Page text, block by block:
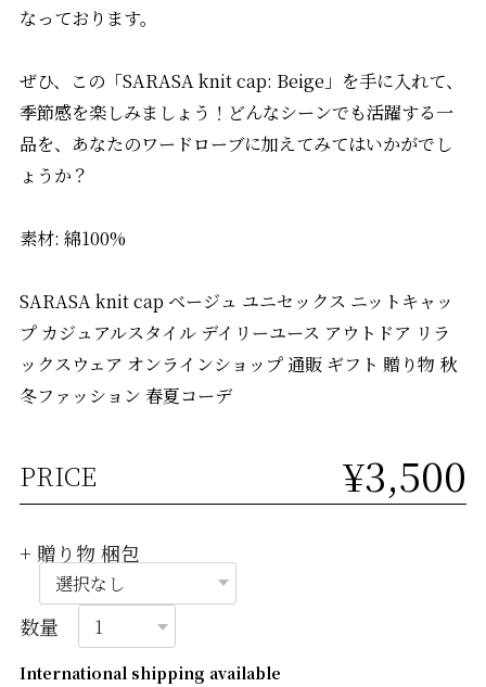
なっております。
ぜひ、この「SARASA knit cap: Beige」を手に入れて、
季節感を楽しみましょう！どんなシーンでも活躍する一
品を、あなたのワードローブに加えてみてはいかがでし
ょうか？
素材: 綿100%
SARASA knit cap ベージュ ユニセックス ニットキャッ
プ カジュアルスタイル デイリーユース アウトドア リラ
ックスウェア オンラインショップ 通販 ギフト 贈り物 秋
冬ファッション 春夏コーデ
PRICE ¥3,500
+ 贈り物 梱包
数量
International shipping available